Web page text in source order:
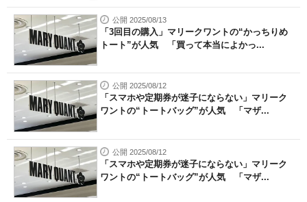
公開 2025/08/13
「3回目の購入」マリークワントの“かっちりめ
トート”が人気 「買って本当によかっ...
公開 2025/08/12
「スマホや定期券が迷子にならない」マリーク
ワントの“トートバッグ”が人気 「マザ...
公開 2025/08/12
「スマホや定期券が迷子にならない」マリーク
ワントの“トートバッグ”が人気 「マザ...